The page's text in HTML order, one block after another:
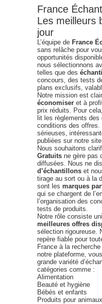
France
Les meilleurs
jour
L’équipe de France
sans relâche pour
opportunités
nous sélectionnons
telles que des
concours, des tests
plans exclusifs,
Notre mission est
économiser et à
prix réduits. Pour
lit les règlements des
conditions des
sérieuses,
publiées sur notre site.
Nous souhaitons
Gratuits ne gère pas
diffusées. Nous ne
d’échantillons et
tirage au sort ou à la
sont les marques
qui se chargent de
l’organisation des
tests de produits.
Notre rôle consiste
meilleures offres
sélection rigoureuse.
repère fiable pour
France à la
notre plateforme,
grande variété
catégories comme :
Alimentation
Beauté et hygiène
Bébés et enfants
Produits pour animaux